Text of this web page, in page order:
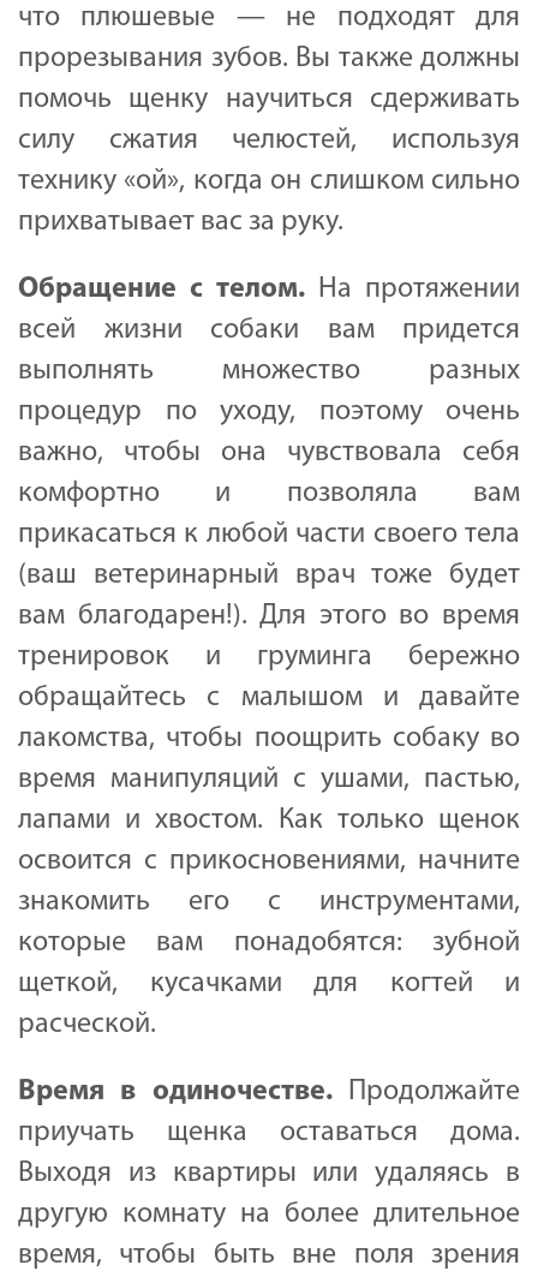
что плюшевые — не подходят для
прорезывания зубов. Вы также должны
помочь щенку научиться сдерживать
силу сжатия челюстей, используя
технику «ой», когда он слишком сильно
прихватывает вас за руку.
Обращение с телом. На протяжении
всей жизни собаки вам придется
выполнять множество разных
процедур по уходу, поэтому очень
важно, чтобы она чувствовала себя
комфортно и позволяла вам
прикасаться к любой части своего тела
(ваш ветеринарный врач тоже будет
вам благодарен!). Для этого во время
тренировок и груминга бережно
обращайтесь с малышом и давайте
лакомства, чтобы поощрить собаку во
время манипуляций с ушами, пастью,
лапами и хвостом. Как только щенок
освоится с прикосновениями, начните
знакомить его с инструментами,
которые вам понадобятся: зубной
щеткой, кусачками для когтей и
расческой.
Время в одиночестве.Продолжайте
приучать щенка оставаться дома.
Выходя из квартиры или удаляясь в
другую комнату на более длительное
время, чтобы быть вне поля зрения